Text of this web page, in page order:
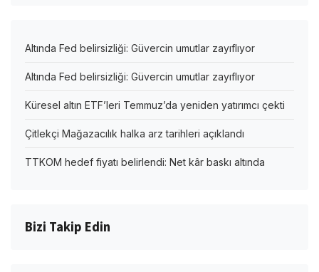
Altında Fed belirsizliği: Güvercin umutlar zayıflıyor
Altında Fed belirsizliği: Güvercin umutlar zayıflıyor
Küresel altın ETF’leri Temmuz’da yeniden yatırımcı çekti
Çitlekçi Mağazacılık halka arz tarihleri açıklandı
TTKOM hedef fiyatı belirlendi: Net kâr baskı altında
Bizi Takip Edin